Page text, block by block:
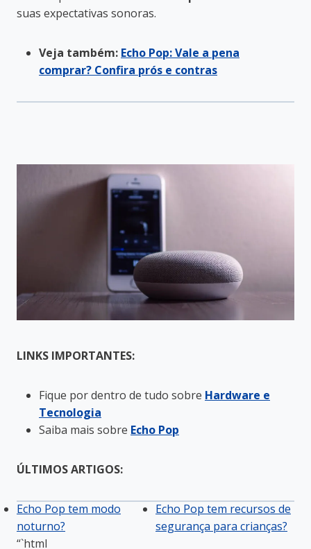
suas expectativas sonoras.
Veja também: Echo Pop: Vale a pena
comprar? Confira prós e contras
LINKS IMPORTANTES:
Fique por dentro de tudo sobre Hardware e
Tecnologia
Saiba mais sobre Echo Pop
ÚLTIMOS ARTIGOS:
Echo Pop tem modo
noturno?
Echo Pop tem recursos de
segurança para crianças?
“`html